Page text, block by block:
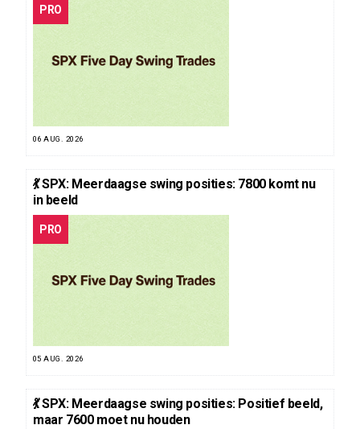
PRO
06 AUG. 2026
💃 SPX: Meerdaagse swing posities: 7800 komt nu
in beeld
PRO
05 AUG. 2026
💃 SPX: Meerdaagse swing posities: Positief beeld,
maar 7600 moet nu houden